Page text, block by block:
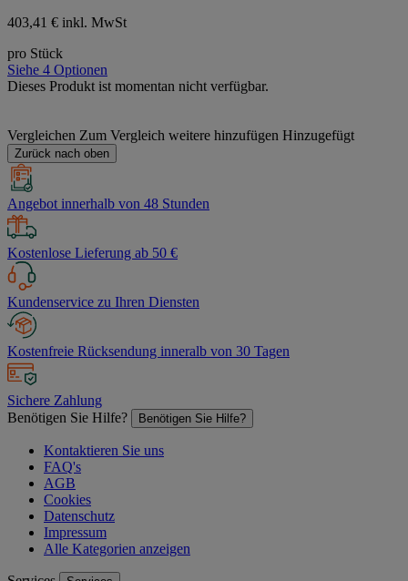
403,41 € inkl. MwSt
pro Stück
Siehe 4 Optionen
Dieses Produkt ist momentan nicht verfügbar.
Vergleichen Zum Vergleich weitere hinzufügen Hinzugefügt
Zurück nach oben
Angebot innerhalb von 48 Stunden
Kostenlose Lieferung ab 50 €
Kundenservice zu Ihren Diensten
Kostenfreie Rücksendung inneralb von 30 Tagen
Sichere Zahlung
Benötigen Sie Hilfe?
Benötigen Sie Hilfe?
Kontaktieren Sie uns
FAQ's
AGB
Cookies
Datenschutz
Impressum
Alle Kategorien anzeigen